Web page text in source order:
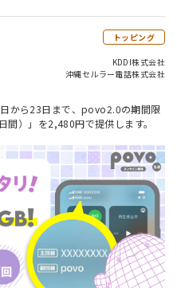
トッピング
KDDI株式会社
沖縄セルラー電話株式会社
から23日まで、povo2.0の期間限
）」を2,480円で提供します。